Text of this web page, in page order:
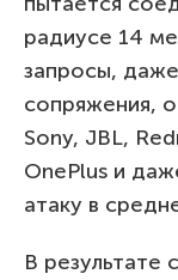
радиусе 14
запросы,
сопряжения,
Sony, JBL,
OnePlus и
атаку в
В результате